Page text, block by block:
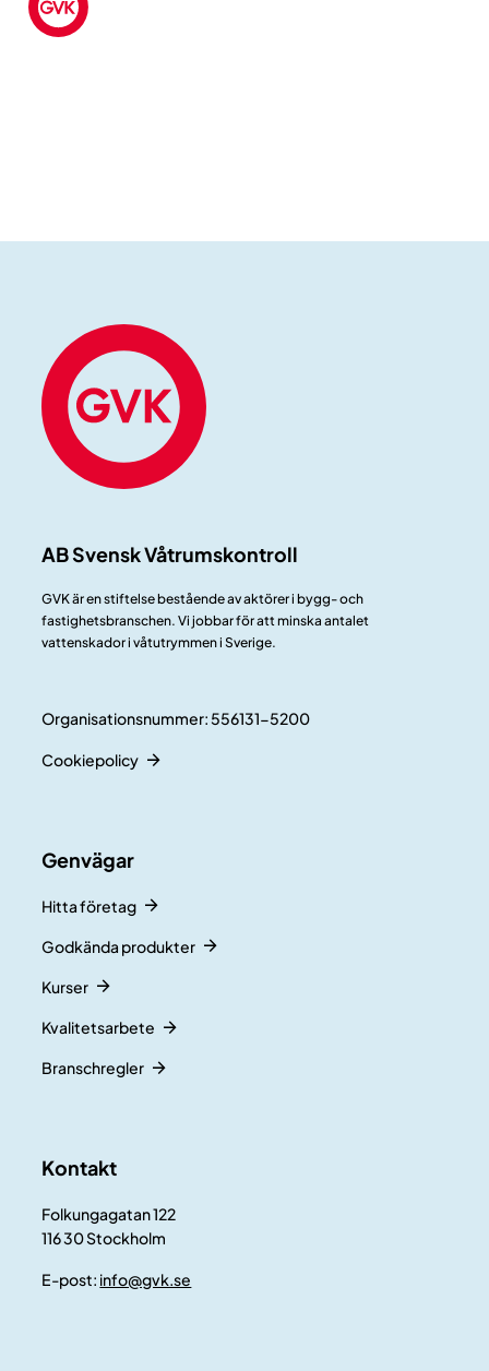
AB Svensk Våtrumskontroll
GVK är en stiftelse bestående av aktörer i bygg- och
fastighetsbranschen. Vi jobbar för att minska antalet
vattenskador i våtutrymmen i Sverige.
Organisationsnummer: 556131-5200
Cookiepolicy
Genvägar
Hitta företag
Godkända produkter
Kurser
Kvalitetsarbete
Branschregler
Kontakt
Folkungagatan 122
116 30 Stockholm
E-post: info@gvk.se